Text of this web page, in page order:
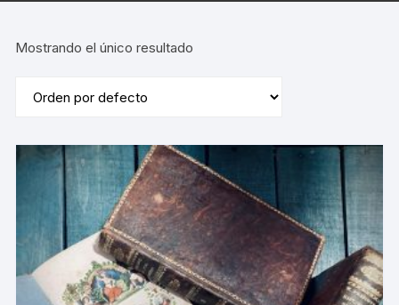
Mostrando el único resultado